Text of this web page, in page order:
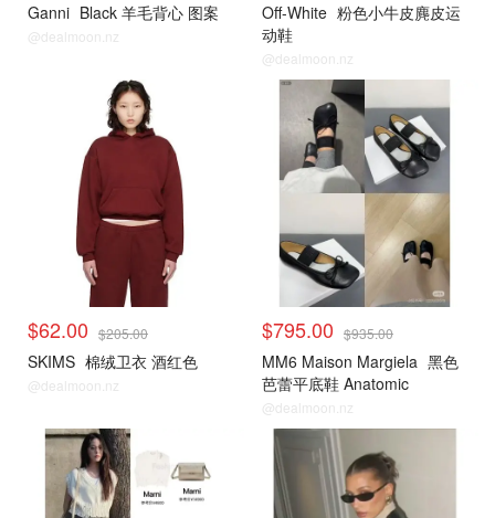
Ganni Black 羊毛背心 图案
@dealmoon.nz
Off-White 粉色小牛皮麂皮运
动鞋
@dealmoon.nz
$62.00 $205.00
SKIMS 棉绒卫衣 酒红色
@dealmoon.nz
$795.00 $935.00
MM6 Maison Margiela 黑色
芭蕾平底鞋 Anatomic
Numeric
@dealmoon.nz
小编推荐 小编推荐